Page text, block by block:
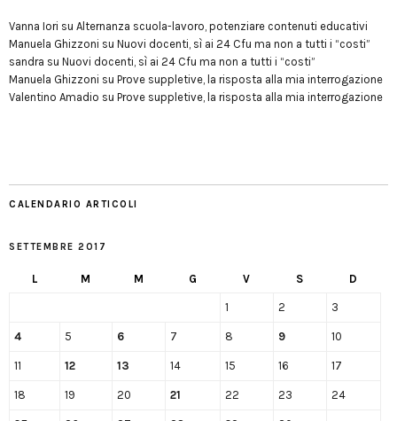
Vanna Iori su Alternanza scuola-lavoro, potenziare contenuti educativi
Manuela Ghizzoni su Nuovi docenti, sì ai 24 Cfu ma non a tutti i “costi”
sandra su Nuovi docenti, sì ai 24 Cfu ma non a tutti i “costi”
Manuela Ghizzoni su Prove suppletive, la risposta alla mia interrogazione
Valentino Amadio su Prove suppletive, la risposta alla mia interrogazione
CALENDARIO ARTICOLI
SETTEMBRE 2017
L M M G V S D
1 2 3
4 5 6 7 8 9 10
11 12 13 14 15 16 17
18 19 20 21 22 23 24